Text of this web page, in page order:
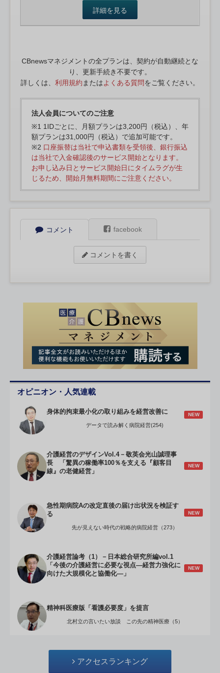
詳細を見る
CBnewsマネジメントの全プランは、契約が自動継続とな
り、更新手続き不要です。
詳しくは、 利用規約 またはよくある質問をご覧ください。
法人会員についてのご注意
※1 1IDごとに、月額プランは3,200円（税込）、年
額プランは31,000円（税込）で追加可能です。
※2 口座振替は当社で申込書類を受領後、銀行振込
は当社で入金確認後のサービス開始となります。
お申し込み日とサービス開始日にタイムラグが生
じるため、開始月無料期間にご注意ください。
コメント facebook
コメントを書く
オピニオン・人気連載
身体的拘束最小化の取り組みを経営改善に NEW
データで読み解く病院経営(254)
介護経営のデザインVol.4－敬英会光山誠理事
長 「驚異の稼働率100％を支える『顧客目
線』の老健経営」
NEW
急性期病院Aの改定直後の届け出状況を検証す
る
NEW
先が見えない時代の戦略的病院経営（273）
介護経営論考（1）－日本総合研究所編vol.1
「今後の介護経営に必要な視点―経営力強化に
向けた大規模化と協働化―」
NEW
精神科医療版「看護必要度」を提言
北村立の言いたい放談 この先の精神医療（5）
アクセスランキング